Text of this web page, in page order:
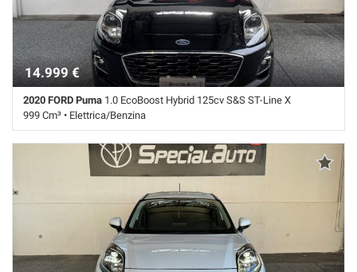
14.999 €
2020 FORD Puma 1.0 EcoBoost Hybrid 125cv S&S ST-Line X
999 Cm³ • Elettrica/Benzina
119.100 Km • Cambio Manuale (6) • Nero metallizzato • 5 Porte • ABS •
Airbag • Airbag laterali • Airbag Passeggero • Airbag testa • Autoradio
digitale • Bracciolo • Bracciolo • Cerchi in lega • Chiusura centralizzata
• Climatizzatore • Controllo elettronico della corsia • Controllo trazione
• Cruise Control • ESP • Fendinebbia • Frenata d'emergenza assistita •
Immobilizzatore elettronico • Interni in pelle • Riconoscimento dei
segnali stradali • Sensore di pioggia • Sensori di parcheggio posteriori
• Servosterzo • Navigatore satellitare • Specchietti laterali elettrici